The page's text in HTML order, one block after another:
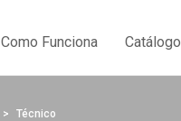
Como Funciona Catálogo
Técnico